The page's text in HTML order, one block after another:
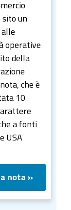
sito un
operative
della
che è
10
a fonti
USA
nota »